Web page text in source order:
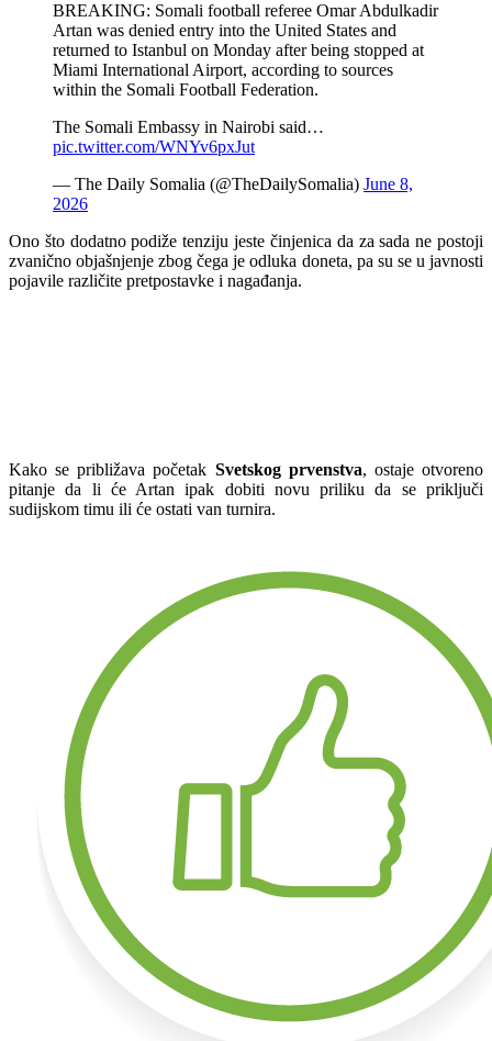
BREAKING: Somali football referee Omar Abdulkadir
Artan was denied entry into the United States and
returned to Istanbul on Monday after being stopped at
Miami International Airport, according to sources
within the Somali Football Federation.
The Somali Embassy in Nairobi said…
pic.twitter.com/WNYv6pxJut
— The Daily Somalia (@TheDailySomalia) June 8,
2026
Ono što dodatno podiže tenziju jeste činjenica da za sada ne postoji
zvanično objašnjenje zbog čega je odluka doneta, pa su se u javnosti
pojavile različite pretpostavke i nagađanja.
Kako se približava početak Svetskog prvenstva, ostaje otvoreno
pitanje da li će Artan ipak dobiti novu priliku da se priključi
sudijskom timu ili će ostati van turnira.